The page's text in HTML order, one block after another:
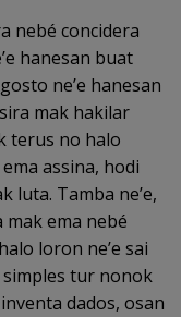
nebé concidera
hanesan buat
ne’e hanesan
mak hakilar
terus no halo
assina, hodi
luta. Tamba ne’e,
ema nebé
loron ne’e sai
tur nonok
dados, osan